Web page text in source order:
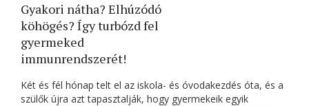
Gyakori nátha? Elhúzódó
köhögés? Így turbózd fel
gyermeked
immunrendszerét!
Két és fél hónap telt el az iskola- és óvodakezdés óta, és a
szülők újra azt tapasztalják, hogy gyermekeik egyik